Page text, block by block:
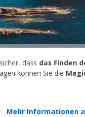
dass das Finden
können Sie die
Mehr Informationen